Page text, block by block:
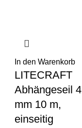
In den Warenkorb
LITECRAFT
Abhängeseil 4
mm 10 m,
einseitig